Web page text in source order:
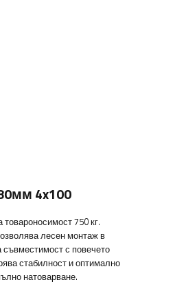
4x100
750 кг.
лесен монтаж в
съвместимост с повечето
стабилност и оптимално
натоварване.